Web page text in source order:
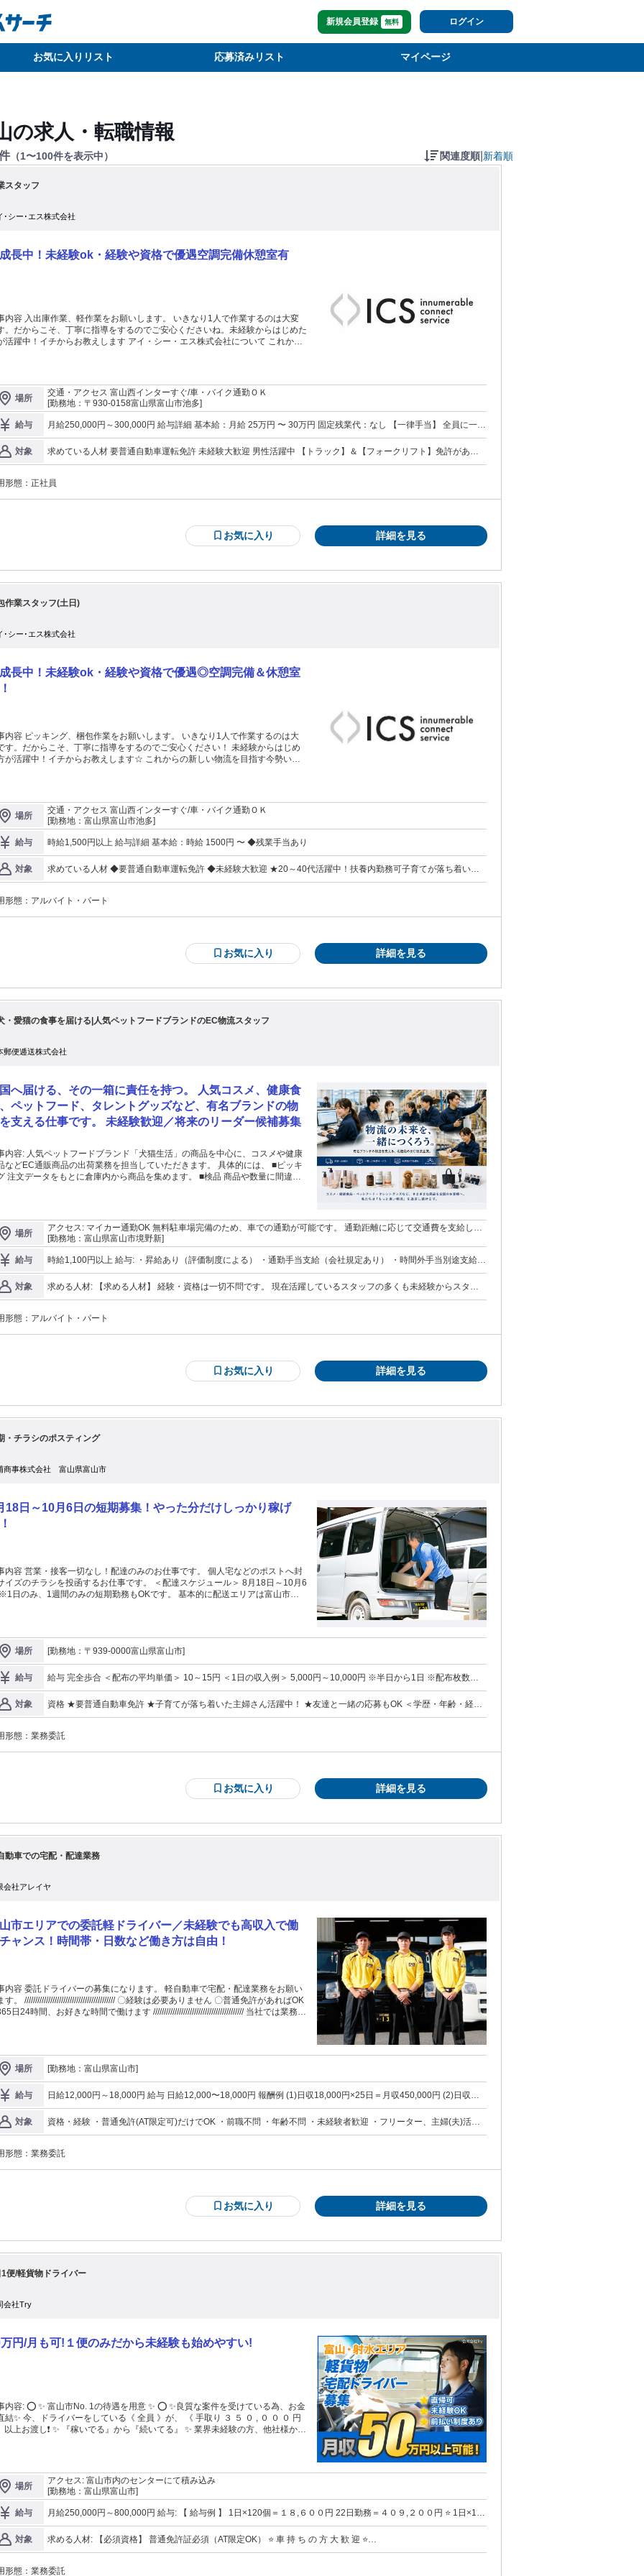
新規会員登録 無料 ログイン
お気に入りリスト 応募済みリスト マイページ
の求人・転職情報
（1〜100件を表示中） 関連度順 新着順
スタッフ
･シー･エス株式会社
長中！未経験ok・経験や資格で優遇空調完備休憩室有
内容 入出庫作業、軽作業をお願いします。 いきなり1人で作業するのは大変
。だからこそ、丁寧に指導をするのでご安心くださいね。未経験からはじめた
活躍中！イチからお教えします アイ・シー・エス株式会社について これから
場所
交通・アクセス 富山西インターすぐ/車・バイク通勤ＯＫ
[勤務地：〒930-0158富山県富山市池多]
給与
月給250,000円～300,000円 給与詳細 基本給：月給 25万円 〜 30万円 固定残業代：なし 【一律手当】 全員に一律
ー&ドライバーの資格者は優遇します ◆通勤手当あり ◆昇給あり ◆残業手当あり
対象
求めている人材 要普通自動車運転免許 未経験大歓迎 男性活躍中 【トラック】＆【フォークリフト】免許がある
形態： 正社員
お気に入り 詳細を見る
作業スタッフ(土日)
･シー･エス株式会社
長中！未経験ok・経験や資格で優遇◎空調完備＆休憩室
内容 ピッキング、梱包作業をお願いします。 いきなり1人で作業するのは大
す。だからこそ、丁寧に指導をするのでご安心ください！ 未経験からはじめ
躍中！イチからお教えします☆ これからの新しい物流を目指す今勢いに
場所
交通・アクセス 富山西インターすぐ/車・バイク通勤ＯＫ
[勤務地：富山県富山市池多]
給与 時給1,500円以上 給与詳細 基本給：時給 1500円 〜 ◆残業手当あり
対象
求めている人材 ◆要普通自動車運転免許 ◆未経験大歓迎 ★20～40代活躍中！扶養内勤務可子育てが落ち着いた
不問/経験者歓迎/資格取得支援あり/業界未経験歓迎/
形態： アルバイト・パート
お気に入り 詳細を見る
・愛猫の食事を届ける|人気ペットフードブランドのEC物流スタッフ
郵便逓送株式会社
へ届ける、その一箱に責任を持つ。 人気コスメ、健康食
ペットフード、タレントグッズなど、有名ブランドの物
支える仕事です。 未経験歓迎／将来のリーダー候補募集
ンド「犬猫生活」の商品を中心に、コスメや健康
どEC通販商品の出荷業務を担当していただきます。 具体的には、 ■ピッキ
文データをもとに倉庫内から商品を集めます。 ■検品 商品や数量に間違い
、作業手順はシンプルです。 最初は先輩スタッフと一緒に作業を行い、
つ覚えていただきます。 コツコツ作業が好きな方、体を動かすことが好き
にぴったりのお仕事です。
場所
アクセス: マイカー通勤OK 無料駐車場完備のため、車での通勤が可能です。 通勤距離に応じて交通費を支給しま
す（会社規定あり）。 富山市内はもちろん、射水市、高岡市、砺波市、滑川市などから通勤しているスタッフも
活躍しています。
[勤務地：富山県富山市境野新]
給与
時給1,100円以上 給与: ・昇給あり（評価制度による） ・通勤手当支給（会社規定あり） ・時間外手当別途支給
す。 年齢や勤続年数に関係なく、成長やチャレンジを評価する風土があります。
対象
求める人材: 【求める人材】 経験・資格は一切不問です。 現在活躍しているスタッフの多くも未経験からスター
方 ・チームで協力して働くことが好きな方 ・責任感を持って仕事に取り組める方 ・長期で安定して働きたい方
愛犬・愛猫のもとへ商品を届ける仕事を、一緒に支えていただける方をお待ちしています。
形態： アルバイト・パート
お気に入り 詳細を見る
・チラシのポスティング
商事株式会社 富山県富山市
18日～10月6日の短期募集！やった分だけしっかり稼げ
内容 営業・接客一切なし！配達のみのお仕事です。 個人宅などのポストへ封
のチラシを投函するお仕事です。 ＜配達スケジュール＞ 8月18日～10月6
のみ、1週間のみの短期勤務もOKです。 基本的に配送エリアは富山市内
ません。 モクモクと働
い方にオススメ！ 未経験者でもすぐに始められます。 8:00～20:00の間であ
、自分でスケジュールを決めて働けます。 勤務できる時間数によって、お任
る仕事量を調整しますので、ご相談ください。 報酬は完全歩合制。やればや
け自分のものに！ 仕事内容など詳細はオンライン面談でお伝えします。
うえで、正式に選考に進むかを決めて頂けます。
場所 [勤務地：〒939-0000富山県富山市]
給与
給与 完全歩合 ＜配布の平均単価＞ 10～15円 ＜1日の収入例＞ 5,000円～10,000円 ※半日から1日 ※配布枚数、
対象
資格 ★要普通自動車免許 ★子育てが落ち着いた主婦さん活躍中！ ★友達と一緒の応募もOK ＜学歴・年齢・経験
形態： 業務委託
お気に入り 詳細を見る
動車での宅配・配達業務
会社アレイヤ
市エリアでの委託軽ドライバー／未経験でも高収入で働
ャンス！時間帯・日数など働き方は自由！
内容 委託ドライバーの募集になります。 軽自動車で宅配・配達業務をお願い
〇経験は必要ありません 〇普通免許があればOK
日24時間、お好きな時間で働けます ////////////////////////////////////////// 当社では業務委
仕事です。 ぜひ、あなたの力を貸してください。 経験は問いません！ 「運
好きな方」 「とにかく稼ぎたい方」 「Wワークで小遣い稼ぎがしたい方」 そ
は、是非ご応募をお待ちしています。 ＼ここがオススメポイント／
〇満足できる仕事量！ 弊社所属のネットワークによ
責任を持ってドライバーの方に 満足いただける仕事をご用意します！ 〇初心
も安心！ 独自の教育プログラムがあるので、 マナーやスキルなどの能力を 身
ことができます！ 〇車両サポート！ 業務で利用する車両のレンタル・リ
に 対応しているため、自前の車がなくても すぐにお仕事を開始できます！ 必
のは普通免許だけ！未経験の方大歓迎！ お気軽にお問い合わせください。
場所 [勤務地：富山県富山市]
給与
日給12,000円～18,000円 給与 日給12,000〜18,000円 報酬例 (1)日収18,000円×25日＝月収450,000円 (2)日収
あわせて仕事量と内容を調整できます！ ※高収入と自由な暮らしの実現も！
対象
資格・経験 ・普通免許(AT限定可)だけでOK ・前職不問 ・年齢不問 ・未経験者歓迎 ・フリーター、主婦(夫)活躍
形態： 業務委託
お気に入り 詳細を見る
便/軽貨物ドライバー
会社Try
円/月も可!１便のみだから未経験も始めやすい!
遇を用意 ✨ ⭕ ✨良質な案件を受けている為、お金
結✨ 今、ドライバーをしている《 全員 》が、 《 手取り ３ ５ ０ , ０ ０ ０ 円
以上お渡し❗ ✨ 『稼いでる』から『続いてる』 ✨ 業界未経験の方、他社様から
事内容 富山市にて積込み、固定のエリアで配達をする配送員の募集です。 →
数 は 【 稼 ぎ た い 額 】 で 調 整 O K ！ 小荷物（片手サイズ）の配達だから
！ 未経験者、力が出ない方、シニア層でも、すぐにお仕事スタートできま
。 ───────────────────────
場所
アクセス: 富山市内のセンターにて積み込み
[勤務地：富山県富山市]
給与
月給250,000円～800,000円 給与: 【 給与例 】 1日×120個＝１８,６００円 22日勤務＝４０９,２００円 ⭐️ 1日×150
対象
求める人材: 【必須資格】 普通免許証必須（AT限定OK） ⭐️ 車 持 ち の 方 大 歓 迎 ⭐️
形態： 業務委託